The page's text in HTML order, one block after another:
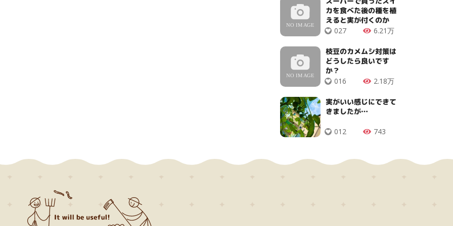
カを食べた後の種を植
えると実が付くのか
027 6.21万
枝豆のカメムシ対策は
どうしたら良いです
か？
016 2.18万
実がいい感じにできて
きましたが…
012 743